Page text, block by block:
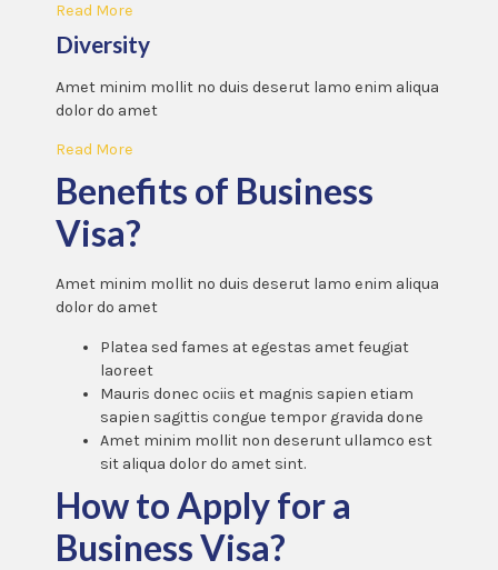
Read More
Diversity
Amet minim mollit no duis deserut lamo enim aliqua
dolor do amet
Read More
Benefits of Business
Visa?
Amet minim mollit no duis deserut lamo enim aliqua
dolor do amet
Platea sed fames at egestas amet feugiat
laoreet
Mauris donec ociis et magnis sapien etiam
sapien sagittis congue tempor gravida done
Amet minim mollit non deserunt ullamco est
sit aliqua dolor do amet sint.
How to Apply for a
Business Visa?